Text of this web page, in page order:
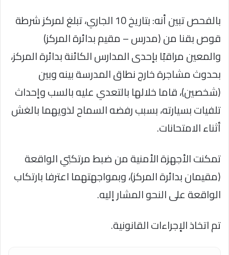
بالفحص تبين أنه: بتاريخ 10 الجاري، تبلغ لمركز شرطة
قوص بقنا من (مدرس – مقيم بدائرة المركز)
والمعين مراقبًا بإحدى المدارس الكائنة بدائرة المركز،
بحدوث مشاجرة خارج نطاق المدرسة بينه وبين
(شخصين)، قاما خلالها بالتعدي عليه بالسب وإحداث
تلفيات بسيارته، بسبب رفضه السماح لذويهما بالغش
أثناء الامتحانات.
تمكنت الأجهزة الأمنية من ضبط مرتكبَي الواقعة
(مقيمان بدائرة المركز)، وبمواجهتهما اعترفا بارتكاب
الواقعة على النحو المشار إليه.
تم اتخاذ الإجراءات القانونية.